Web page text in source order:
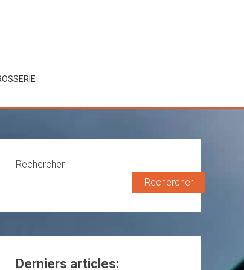
Rechercher
Rechercher
Derniers articles: